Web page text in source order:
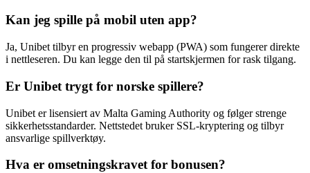
Kan jeg spille på mobil uten app?
Ja, Unibet tilbyr en progressiv webapp (PWA) som fungerer direkte
i nettleseren. Du kan legge den til på startskjermen for rask tilgang.
Er Unibet trygt for norske spillere?
Unibet er lisensiert av Malta Gaming Authority og følger strenge
sikkerhetsstandarder. Nettstedet bruker SSL-kryptering og tilbyr
ansvarlige spillverktøy.
Hva er omsetningskravet for bonusen?